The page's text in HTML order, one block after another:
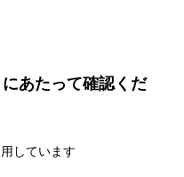
あたって確認くだ
しています